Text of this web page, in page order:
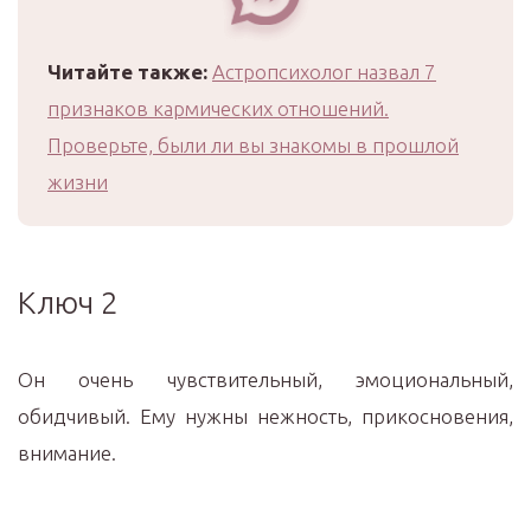
Читайте также: Астропсихолог назвал 7
признаков кармических отношений.
Проверьте, были ли вы знакомы в прошлой
жизни
Ключ 2
Он очень чувствительный, эмоциональный,
обидчивый. Ему нужны нежность, прикосновения,
внимание.